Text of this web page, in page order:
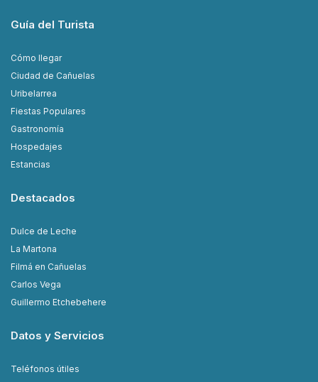
Guía del Turista
Cómo llegar
Ciudad de Cañuelas
Uribelarrea
Fiestas Populares
Gastronomía
Hospedajes
Estancias
Destacados
Dulce de Leche
La Martona
Filmá en Cañuelas
Carlos Vega
Guillermo Etchebehere
Datos y Servicios
Teléfonos útiles